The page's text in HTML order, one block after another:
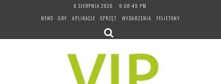
6 SIERPNIA 2026
9:08:50 PM
NEWS
GRY APLIKACJE SPRZĘT WYDARZENIA FELIETONY